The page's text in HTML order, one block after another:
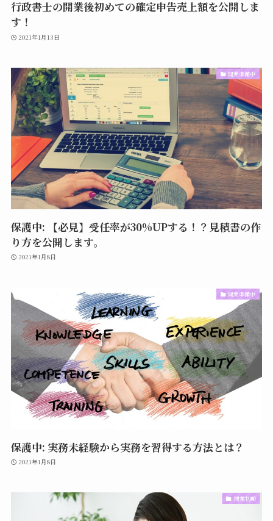
行政書士の開業後初めての確定申告売上額を公開しま
す！
2021年1月13日
開業準備中
保護中: 【必見】受任率が30%UPする！？見積書の作
り方を公開します。
2021年1月8日
開業準備中
保護中: 実務未経験から実務を習得する方法とは？
2021年1月8日
開業初期